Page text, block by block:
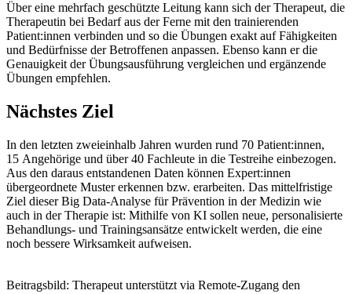
Über eine mehrfach geschützte Leitung kann sich der Therapeut, die
Therapeutin bei Bedarf aus der Ferne mit den trainierenden
Patient:innen verbinden und so die Übungen exakt auf Fähigkeiten
und Bedürfnisse der Betroffenen anpassen. Ebenso kann er die
Genauigkeit der Übungsausführung vergleichen und ergänzende
Übungen empfehlen.
Nächstes Ziel
In den letzten zweieinhalb Jahren wurden rund 70 Patient:innen,
15 Angehörige und über 40 Fachleute in die Testreihe einbezogen.
Aus den daraus entstandenen Daten können Expert:innen
übergeordnete Muster erkennen bzw. erarbeiten. Das mittelfristige
Ziel dieser Big Data-Analyse für Prävention in der Medizin wie
auch in der Therapie ist: Mithilfe von KI sollen neue, personalisierte
Behandlungs- und Trainingsansätze entwickelt werden, die eine
noch bessere Wirksamkeit aufweisen.
Beitragsbild: Therapeut unterstützt via Remote-Zugang den